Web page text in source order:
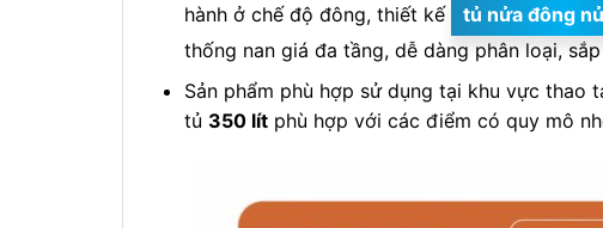
hành ở chế độ đông, thiết kế
tủ nửa đông
thống nan giá đa tầng, dễ dàng phân loại,
Sản phẩm phù hợp sử dụng tại khu vực thao
tủ 350 lítphù hợp với các điểm có quy mô